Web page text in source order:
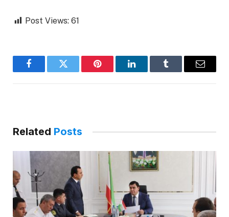
Post Views: 61
FacebookTwitter Pinterest LinkedInTumblr Email
Related Posts